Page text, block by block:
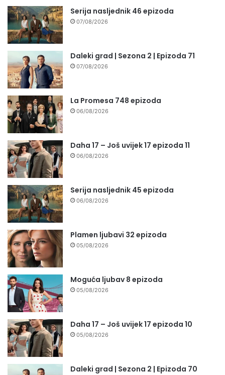
Serija nasljednik 46 epizoda
07/08/2026
Daleki grad | Sezona 2 | Epizoda 71
07/08/2026
La Promesa 748 epizoda
06/08/2026
Daha 17 – Još uvijek 17 epizoda 11
06/08/2026
Serija nasljednik 45 epizoda
06/08/2026
Plamen ljubavi 32 epizoda
05/08/2026
Moguća ljubav 8 epizoda
05/08/2026
Daha 17 – Još uvijek 17 epizoda 10
05/08/2026
Daleki grad | Sezona 2 | Epizoda 70